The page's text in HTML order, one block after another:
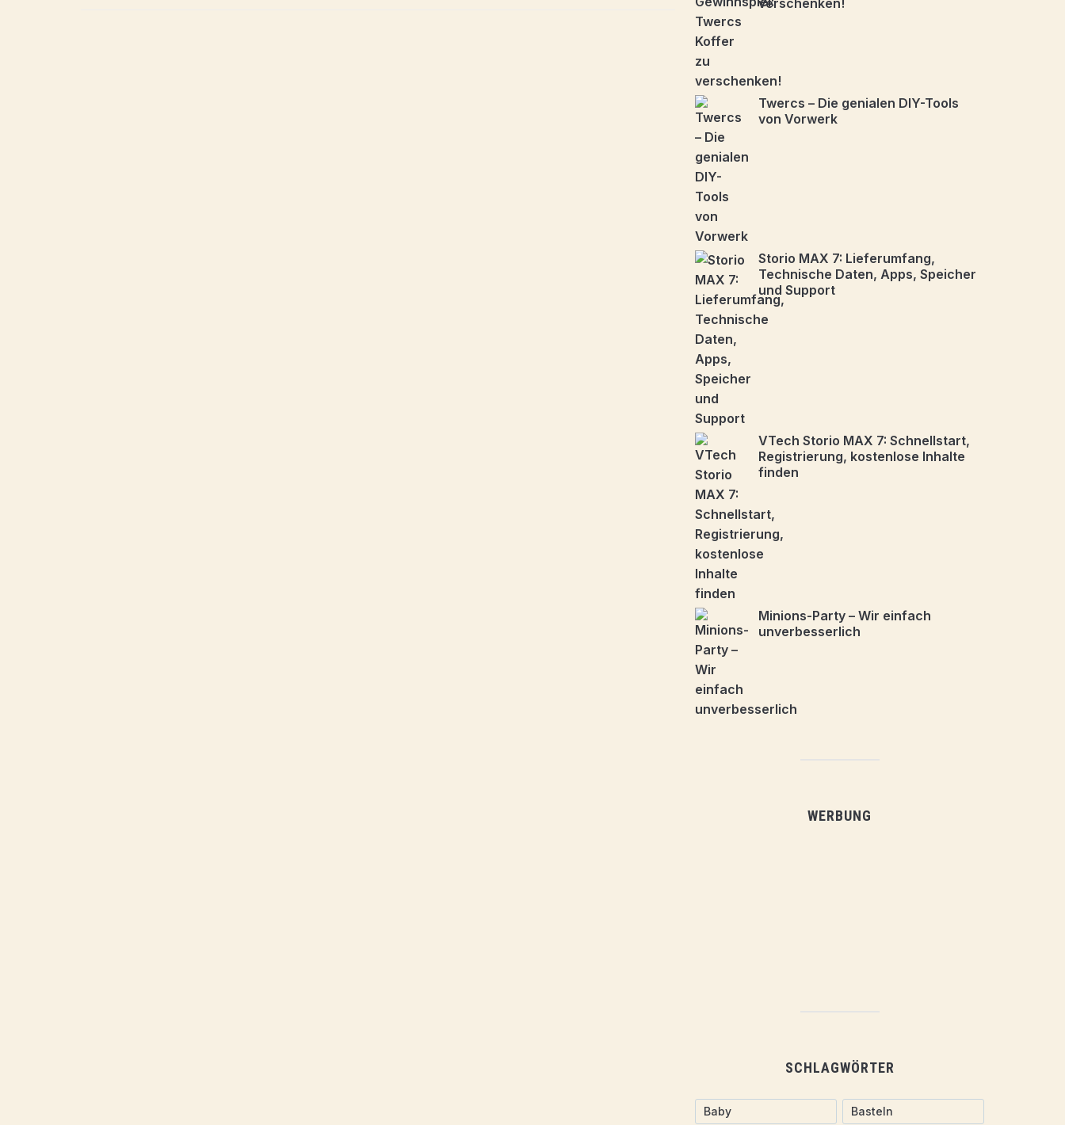
verschenken!
Twercs – Die genialen DIY-Tools
von Vorwerk
Storio MAX 7: Lieferumfang,
Technische Daten, Apps, Speicher
und Support
VTech Storio MAX 7: Schnellstart,
Registrierung, kostenlose Inhalte
finden
Minions-Party – Wir einfach
unverbesserlich
WERBUNG
SCHLAGWÖRTER
Baby Basteln